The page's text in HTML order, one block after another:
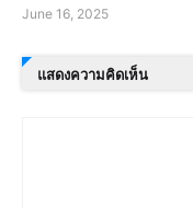
June 16, 2025
แสดงความคิดเห็น